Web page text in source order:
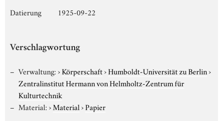
Datierung
1925-09-22
Verschlagwortung
Verwaltung:›Körperschaft›Humboldt-Universität zu Berlin›
Zentralinstitut Hermann von Helmholtz-Zentrum für
Kulturtechnik
Material:›Material›Papier